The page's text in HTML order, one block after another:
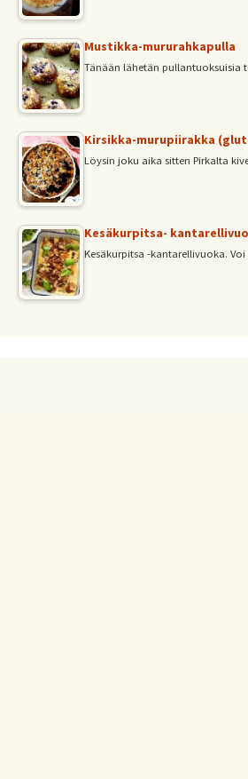
Mustikka-mururahkapulla
Tänään lähetän pullantuoksuisia
Kirsikka-murupiirakka
Löysin joku aika sitten Pirkalta
Kesäkurpitsa-
Kesäkurpitsa -kantarellivuoka.